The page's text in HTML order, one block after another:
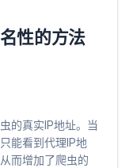
性的方法
的真实IP地址。当
能看到代理IP地
而增加了爬虫的